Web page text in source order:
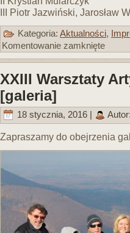
III Piotr Jazwiński, Jarosław
Kategoria: Aktualności,
Komentowanie zamknięte
XXIII Warsztaty
[galeria]
18 stycznia, 2016 |
Zapraszamy do obejrzenia